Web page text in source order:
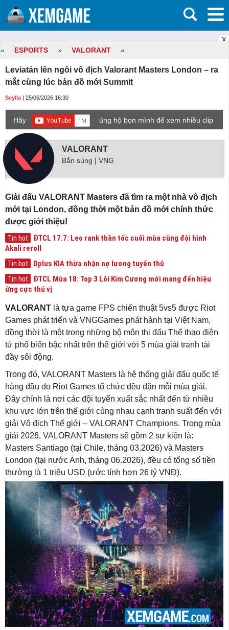
X
» ESPORTS » VALORANT »
Leviatán lên ngôi vô địch Valorant Masters London – ra
mắt cùng lúc bản đồ mới Summit
Scylla | 25/06/2026 16:30
Hãy
ủng hộ bọn mình để xem nhiều clip
game mới hơn nhé!
VALORANT
Bắn súng | VNG
Giải đấu VALORANT Masters đã tìm ra một nhà vô địch
mới tại London, đồng thời một bản đồ mới chính thức
được giới thiệu!
Tin hot
ĐTCL 17.7: Leo rank thần tốc cuối mùa cùng đội hình
Akali reroll
Tin hot Dplus KIA thừa nhận nợ lương tuyển thủ
Tin hot
ĐTCL Mùa 18: Top 3 Lõi Kim Cương mới mang đến hiệu
ứng cực thú vị
VALORANT là tựa game FPS chiến thuật 5vs5 được Riot
Games phát triển và VNGGames phát hành tại Việt Nam,
đồng thời là một trong những bộ môn thi đấu Thể thao điện
tử phổ biến bậc nhất trên thế giới với 5 mùa giải tranh tài
đầy sôi động.
Trong đó, VALORANT Masters là hệ thống giải đấu quốc tế
hàng đầu do Riot Games tổ chức đều đặn mỗi mùa giải.
Đây chính là nơi các đội tuyển xuất sắc nhất đến từ nhiều
khu vực lớn trên thế giới cùng nhau cạnh tranh suất đến với
giải Vô địch Thế giới – VALORANT Champions. Trong mùa
giải 2026, VALORANT Masters sẽ gồm 2 sự kiện là:
Masters Santiago (tại Chile, tháng 03.2026) và Masters
London (tại nước Anh, tháng 06.2026), đều có tổng số tiền
thưởng là 1 triệu USD (ước tính hơn 26 tỷ VNĐ).